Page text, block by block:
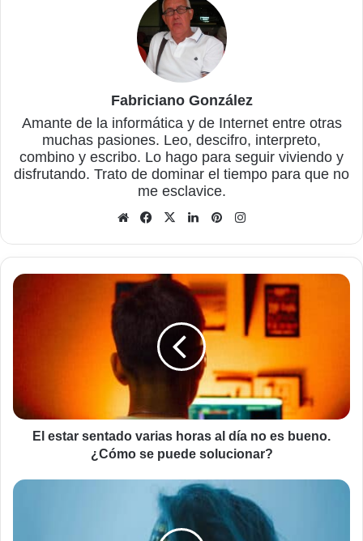
Fabriciano González
Amante de la informática y de Internet entre otras
muchas pasiones. Leo, descifro, interpreto,
combino y escribo. Lo hago para seguir viviendo y
disfrutando. Trato de dominar el tiempo para que no
me esclavice.
Sitio
Facebook
X LinkedInPinterest
El
no
es
bueno.
puede
El estar sentado varias horas al día no es bueno.
¿Cómo se puede solucionar?
Ashampoo